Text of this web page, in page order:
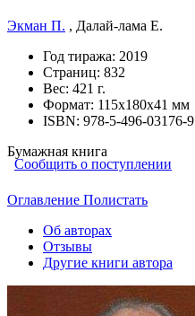
Экман П. , Далай-лама Е.
Год тиража: 2019
Страниц: 832
Вес: 421 г.
Формат: 115х180х41 мм
ISBN: 978-5-496-03176-9
Бумажная книга
Сообщить о поступлении
Оглавление Полистать
Об авторах
Отзывы
Другие книги автора